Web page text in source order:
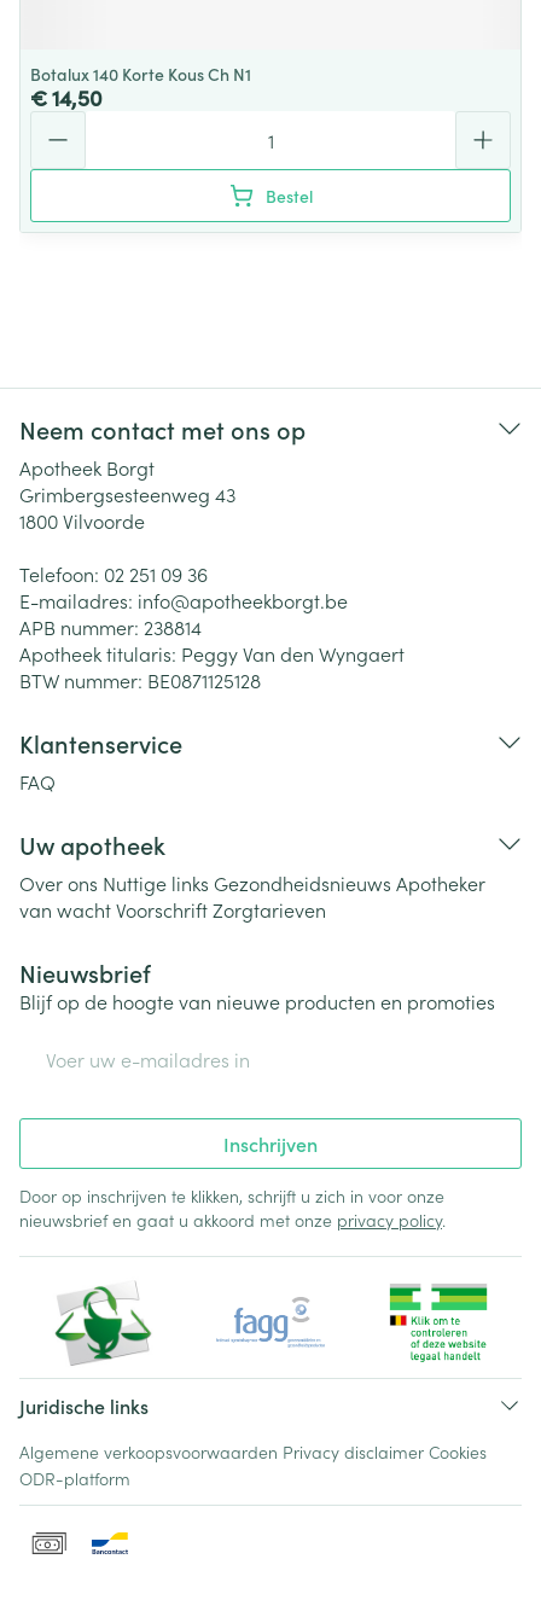
Botalux 140 Korte Kous Ch N1
€ 14,50
Bestel
Neem contact met ons op
Apotheek Borgt
Grimbergsesteenweg 43
1800Vilvoorde
Telefoon: 02 251 09 36
E-mailadres: info@apotheekborgt.be
APB nummer: 238814
Apotheek titularis: Peggy Van den Wyngaert
BTW nummer: BE0871125128
Klantenservice
FAQ
Uw apotheek
Over ons Nuttige links Gezondheidsnieuws Apotheker
van wachtVoorschriftZorgtarieven
Nieuwsbrief
Blijf op de hoogte van nieuwe producten en promoties
Inschrijven
Door op inschrijven te klikken, schrijft u zich in voor onze
nieuwsbrief en gaat u akkoord met onze privacy policy.
Juridische links
Algemene verkoopsvoorwaarden Privacy disclaimer Cookies
ODR-platform